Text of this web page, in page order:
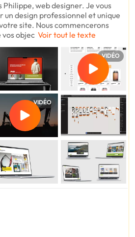
Philippe, web designer. Je vous
un design professionnel et unique
site. Nous commencerons
objec Voir tout le texte
VIDÉO
VIDÉO